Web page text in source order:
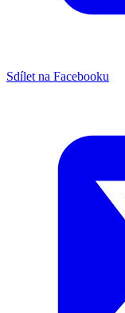
Sdílet na Facebooku